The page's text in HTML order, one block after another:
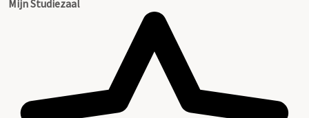
Mijn Studiezaal